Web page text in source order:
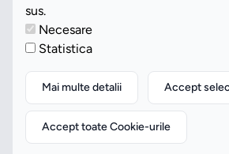
Copyright ©2026 Romdidac SA. Toate
sus.
Necesare
Statistica
Mai multe detalii Accept
Accept toate Cookie-urile